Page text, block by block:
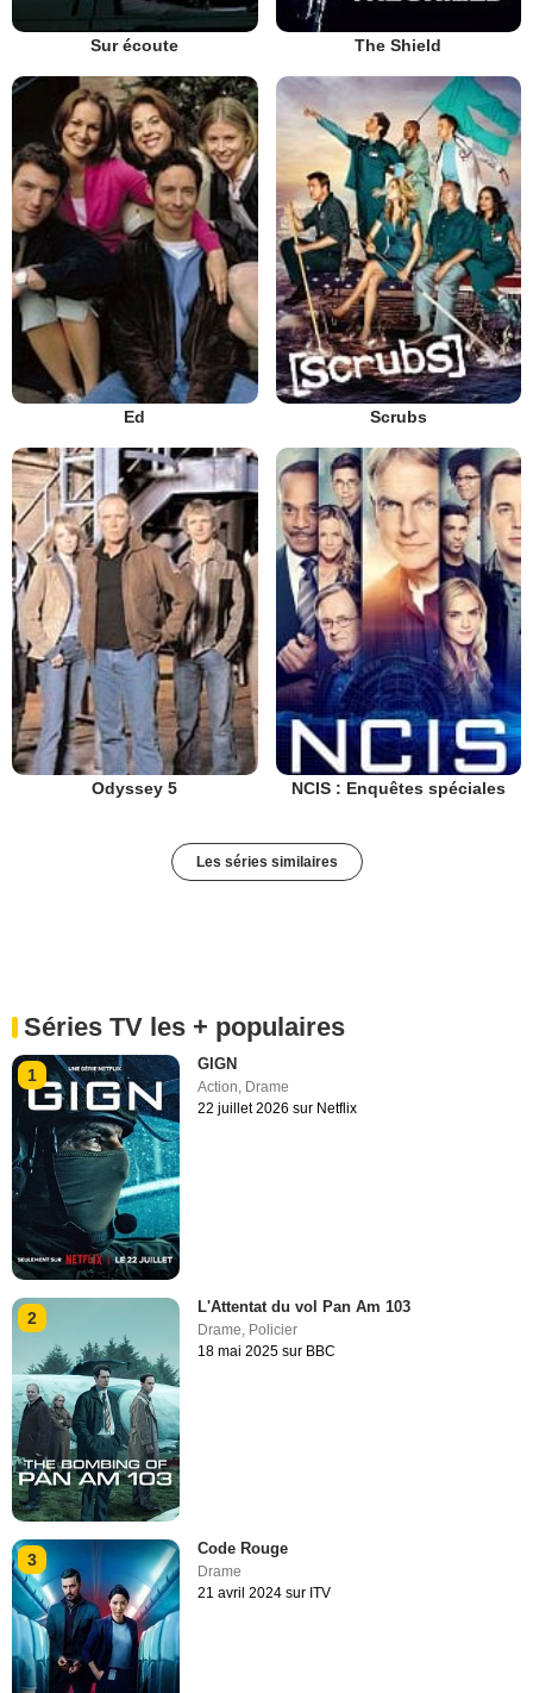
Sur écoute The Shield
Ed Scrubs
Odyssey 5 NCIS : Enquêtes spéciales
Les séries similaires
Séries TV les + populaires
1
GIGN
Action, Drame
22 juillet 2026 sur Netflix
2
L'Attentat du vol Pan Am 103
Drame Policier
18 mai 2025 sur BBC
3
Code Rouge
Drame
21 avril 2024 sur ITV